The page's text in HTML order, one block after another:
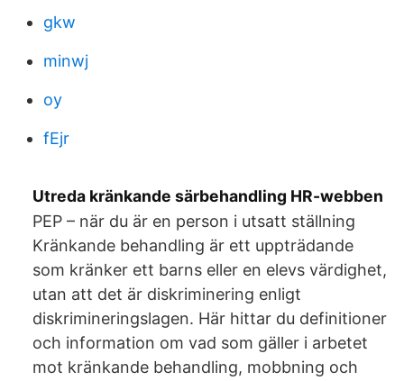
gkw
minwj
oy
fEjr
Utreda kränkande särbehandling HR-webben
PEP – när du är en person i utsatt ställning
Kränkande behandling är ett uppträdande
som kränker ett barns eller en elevs värdighet,
utan att det är diskriminering enligt
diskrimineringslagen. Här hittar du definitioner
och information om vad som gäller i arbetet
mot kränkande behandling, mobbning och